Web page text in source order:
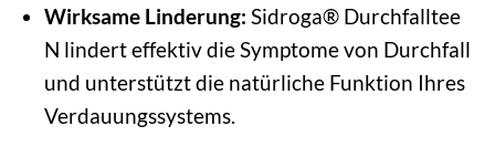
Wirksame Linderung: Sidroga® Durchfalltee
N lindert effektiv die Symptome von Durchfall
und unterstützt die natürliche Funktion Ihres
Verdauungssystems.